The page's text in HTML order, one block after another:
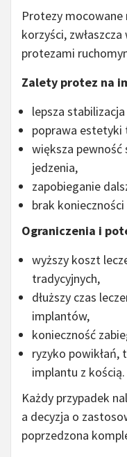
Protezy
korzyści,
protezami
Zalety protez na
lepsza
poprawa estetyki
większa pewność
jedzenia,
zapobieganie
brak
Ograniczenia i
wyższy koszt
tradycyjnych,
dłuższy czas
implantów,
konieczność
ryzyko powikłań,
implantu z kością.
Każdy przypadek
a decyzja o
poprzedzona